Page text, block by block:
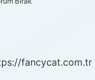
fancycat.com.tr